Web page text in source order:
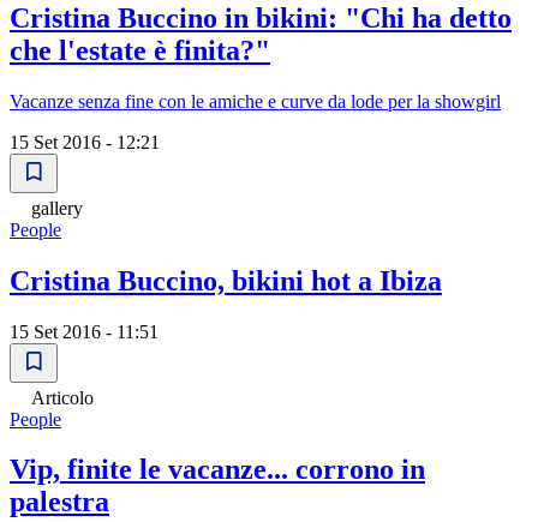
Cristina Buccino in bikini: "Chi ha detto
che l'estate è finita?"
Vacanze senza fine con le amiche e curve da lode per la showgirl
15 Set 2016 - 12:21
gallery
People
Cristina Buccino, bikini hot a Ibiza
15 Set 2016 - 11:51
Articolo
People
Vip, finite le vacanze... corrono in
palestra